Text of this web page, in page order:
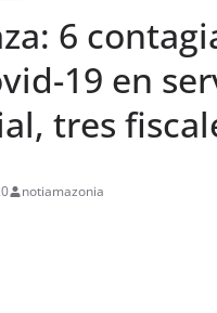
6
19 en
tres
notiamazonia